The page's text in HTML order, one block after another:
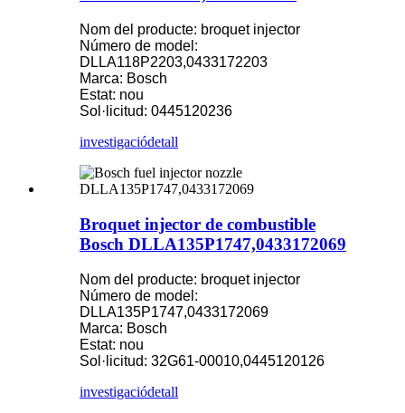
Nom del producte: broquet injector
Número de model:
DLLA118P2203,0433172203
Marca: Bosch
Estat: nou
Sol·licitud: 0445120236
investigaciódetall
Broquet injector de combustible
Bosch DLLA135P1747,0433172069
Nom del producte: broquet injector
Número de model:
DLLA135P1747,0433172069
Marca: Bosch
Estat: nou
Sol·licitud: 32G61-00010,0445120126
investigaciódetall